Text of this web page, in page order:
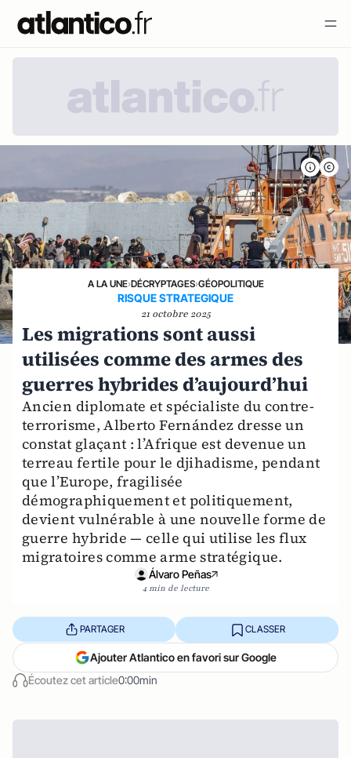
A LA UNE›DÉCRYPTAGES›GÉOPOLITIQUE
RISQUE STRATEGIQUE
21 octobre 2025
Les migrations sont aussi
utilisées comme des armes des
guerres hybrides d’aujourd’hui
Ancien diplomate et spécialiste du contre-
terrorisme, Alberto Fernández dresse un
constat glaçant : l’Afrique est devenue un
terreau fertile pour le djihadisme, pendant
que l’Europe, fragilisée
démographiquement et politiquement,
devient vulnérable à une nouvelle forme de
guerre hybride — celle qui utilise les flux
migratoires comme arme stratégique.
Álvaro Peñas
4 min de lecture
Écoutez cet article0:00min
PARTAGER CLASSER
Ajouter Atlantico en favori sur Google